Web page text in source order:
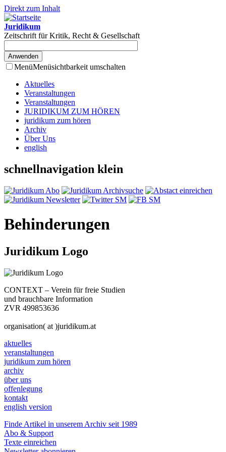
Direkt zum Inhalt
Juridikum
Zeitschrift für Kritik, Recht & Gesellschaft
MenüMenüsichtbarkeit umschalten
Aktuelles
Veranstaltungen
Veranstaltungen
JURIDIKUM ZUM HÖREN
juridikum zum hören
Archiv
Über Uns
english
schnellnavigation klein
Behinderungen
Juridikum Logo
CONTEXT – Verein für freie Studien
und brauchbare Information
ZVR 499853636
organisation( at )juridikum.at
aktuelles
veranstaltungen
juridikum zum hören
archiv
über uns
offenlegung
kontakt
english version
Finde Artikel in unserem Archiv seit 1989
Abo & Support
Texte einreichen